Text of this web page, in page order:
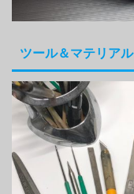
ツール＆マテリアル